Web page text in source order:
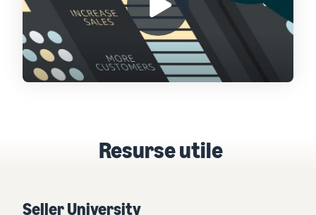
Resurse utile
Seller University